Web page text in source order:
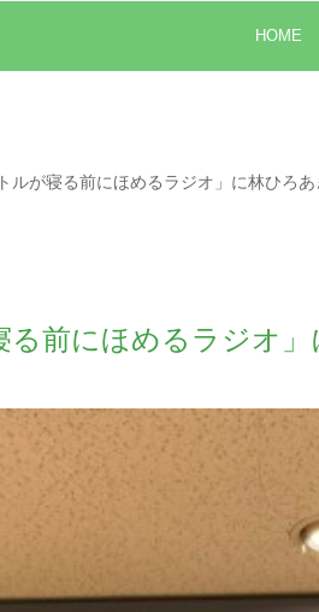
HOME
ルが寝る前にほめるラジオ」に林ひろ
前にほめるラジオ